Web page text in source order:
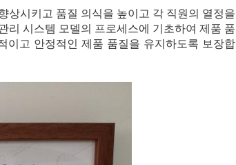
상시키고 품질 의식을 높이고 각 직원의 열정을
리 시스템 모델의 프로세스에 기초하여 제품 품
이고 안정적인 제품 품질을 유지하도록 보장합